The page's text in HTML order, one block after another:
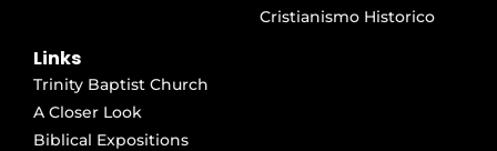
Cristianismo Historico
Links
Trinity Baptist Church
A Closer Look
Biblical Expositions